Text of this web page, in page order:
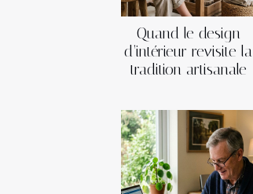
Quand le design
d’intérieur revisite la
tradition artisanale